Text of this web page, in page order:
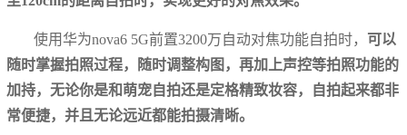
使用华为nova6 5G前置3200万自动对焦功能自拍时， 可以
随时掌握拍照过程，随时调整构图，再加上声控等拍照功能的
加持，无论你是和萌宠自拍还是定格精致妆容，自拍起来都非
常便捷，并且无论远近都能拍摄清晰。